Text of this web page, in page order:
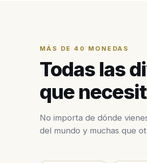
MÁS DE 40 MONEDAS
Todas las
que
No importa de dónde
del mundo y muchas que